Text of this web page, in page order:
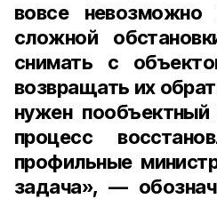
вовсе невозможно
сложной
снимать с
возвращать их
нужен пообъектный
процесс
профильные
задача», —